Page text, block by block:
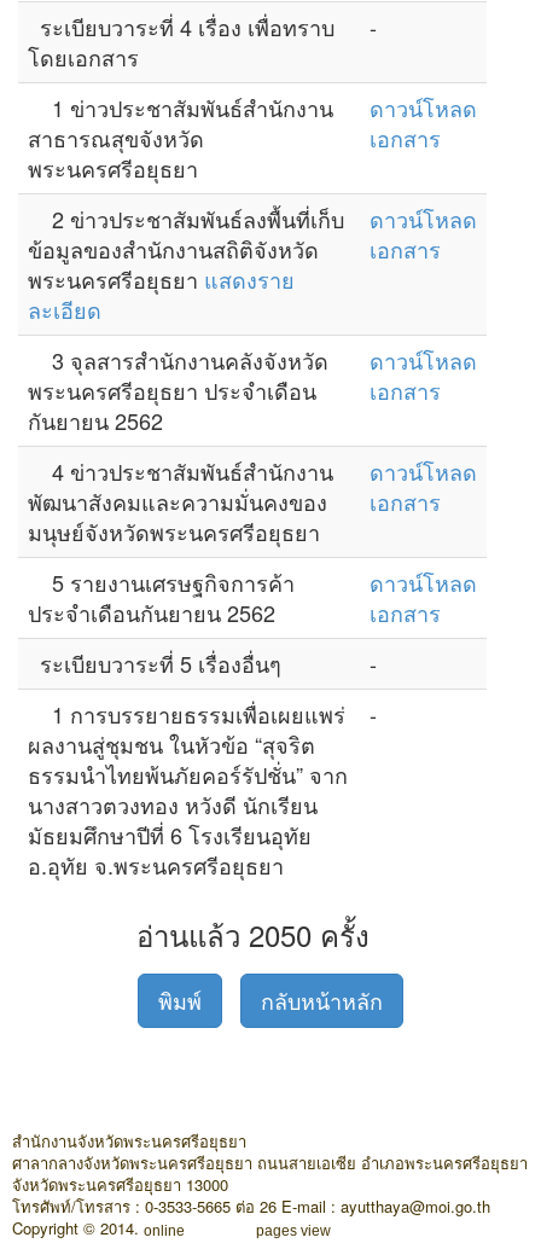
ระเบียบวาระที่ 4 เรื่อง เพื่อทราบ
โดยเอกสาร
-
1 ข่าวประชาสัมพันธ์สำนักงาน
สาธารณสุขจังหวัด
พระนครศรีอยุธยา
ดาวน์โหลด
เอกสาร
2 ข่าวประชาสัมพันธ์ลงพื้นที่เก็บ
ข้อมูลของสำนักงานสถิติจังหวัด
พระนครศรีอยุธยา แสดงราย
ละเอียด
ดาวน์โหลด
เอกสาร
3 จุลสารสำนักงานคลังจังหวัด
พระนครศรีอยุธยา ประจำเดือน
กันยายน 2562
ดาวน์โหลด
เอกสาร
4 ข่าวประชาสัมพันธ์สำนักงาน
พัฒนาสังคมและความมั่นคงของ
มนุษย์จังหวัดพระนครศรีอยุธยา
ดาวน์โหลด
เอกสาร
5 รายงานเศรษฐกิจการค้า
ประจำเดือนกันยายน 2562
ดาวน์โหลด
เอกสาร
ระเบียบวาระที่ 5 เรื่องอื่นๆ
-
1 การบรรยายธรรมเพื่อเผยแพร่
ผลงานสู่ชุมชน ในหัวข้อ “สุจริต
ธรรมนำไทยพ้นภัยคอร์รัปชั่น” จาก
นางสาวตวงทอง หวังดี นักเรียน
มัธยมศึกษาปีที่ 6 โรงเรียนอุทัย
อ.อุทัย จ.พระนครศรีอยุธยา
-
อ่านแล้ว 2050 ครั้ง
พิมพ์ กลับหน้าหลัก
สำนักงานจังหวัดพระนครศรีอยุธยา
ศาลากลางจังหวัดพระนครศรีอยุธยา ถนนสายเอเซีย อำเภอพระนครศรีอยุธยา
จังหวัดพระนครศรีอยุธยา 13000
โทรศัพท์/โทรสาร : 0-3533-5665 ต่อ 26 E-mail : ayutthaya@moi.go.th
Copyright © 2014. online pages view